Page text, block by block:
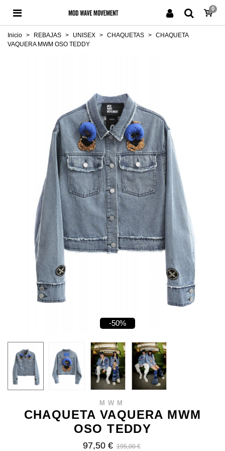
0
Inicio > REBAJAS > UNISEX > CHAQUETAS > CHAQUETA
VAQUERA MWM OSO TEDDY
-50%
MWM
CHAQUETA VAQUERA MWM
OSO TEDDY
97,50 € 195,00 €